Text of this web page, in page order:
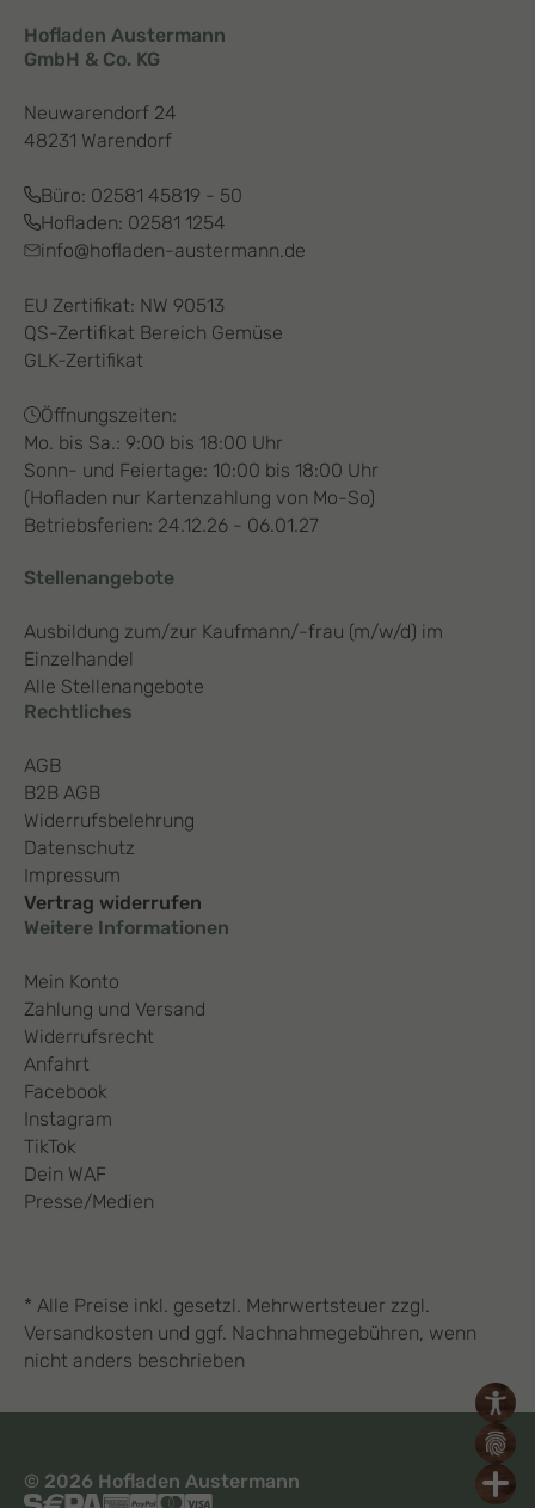
Hofladen Austermann
GmbH & Co. KG
Neuwarendorf 24
48231 Warendorf
Büro: 02581 45819 - 50
Hofladen: 02581 1254
info@hofladen-austermann.de
EU Zertifikat: NW 90513
QS-Zertifikat Bereich Gemüse
GLK-Zertifikat
Öffnungszeiten:
Mo. bis Sa.: 9:00 bis 18:00 Uhr
Sonn- und Feiertage: 10:00 bis 18:00 Uhr
(Hofladen nur Kartenzahlung von Mo-So)
Betriebsferien: 24.12.26 - 06.01.27
Stellenangebote
Ausbildung zum/zur Kaufmann/-frau (m/w/d) im
Einzelhandel
Alle Stellenangebote
Rechtliches
AGB
B2B AGB
Widerrufsbelehrung
Datenschutz
Impressum
Vertrag widerrufen
Weitere Informationen
Mein Konto
Zahlung und Versand
Widerrufsrecht
Anfahrt
Facebook
Instagram
TikTok
Dein WAF
Presse/Medien
* Alle Preise inkl. gesetzl. Mehrwertsteuer zzgl.
Versandkosten und ggf. Nachnahmegebühren, wenn
nicht anders beschrieben
© 2026 Hofladen Austermann